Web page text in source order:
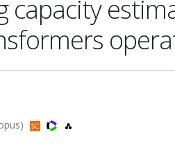
capacity